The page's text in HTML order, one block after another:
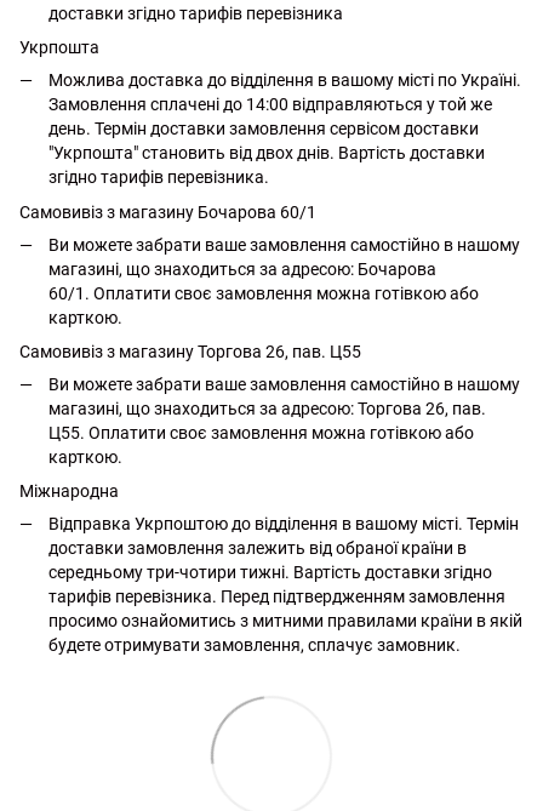
доставки згідно тарифів перевізника
Укрпошта
Можлива доставка до відділення в вашому місті по Україні.
Замовлення сплачені до 14:00 відправляються у той же
день. Термін доставки замовлення сервісом доставки
"Укрпошта" становить від двох днів. Вартість доставки
згідно тарифів перевізника.
Самовивіз з магазину Бочарова 60/1
Ви можете забрати ваше замовлення самостійно в нашому
магазині, що знаходиться за адресою: Бочарова
60/1. Оплатити своє замовлення можна готівкою або
карткою.
Самовивіз з магазину Торгова 26, пав. Ц55
Ви можете забрати ваше замовлення самостійно в нашому
магазині, що знаходиться за адресою: Торгова 26, пав.
Ц55. Оплатити своє замовлення можна готівкою або
карткою.
Міжнародна
Відправка Укрпоштою до відділення в вашому місті. Термін
доставки замовлення залежить від обраної країни в
середньому три-чотири тижні. Вартість доставки згідно
тарифів перевізника. Перед підтвердженням замовлення
просимо ознайомитись з митними правилами країни в якій
будете отримувати замовлення, сплачує замовник.